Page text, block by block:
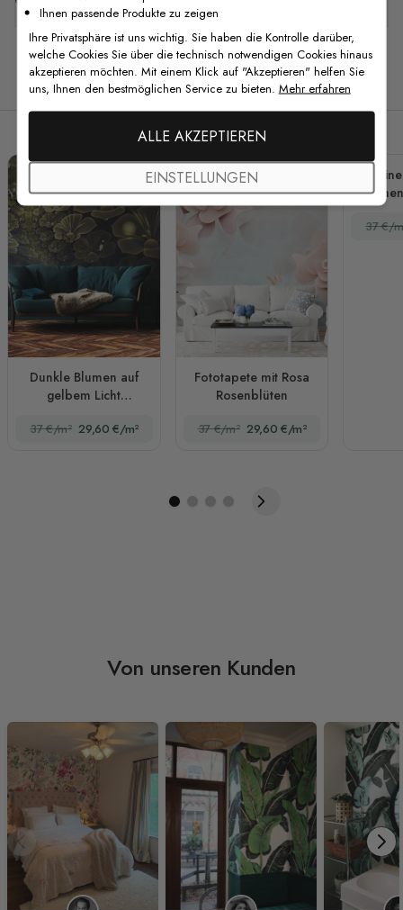
Verwandte Produkte
Dunkle Blumen auf
gelbem Licht
37 €/m² 29,60 €/m²
Fototapete mit Rosa
Rosenblüten
37 €/m² 29,60 €/m²
37 €/
Von unseren Kunden
Ihnen passende Produkte zu zeigen
Ihre Privatsphäre ist uns wichtig. Sie haben die Kontrolle darüber,
welche Cookies Sie über die technisch notwendigen Cookies hinaus
akzeptieren möchten. Mit einem Klick auf "Akzeptieren" helfen Sie
uns, Ihnen den bestmöglichen Service zu bieten. Mehr erfahren
ALLE AKZEPTIEREN
EINSTELLUNGEN